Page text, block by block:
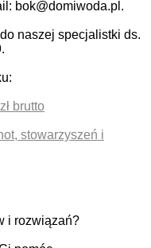
bok@domiwoda.pl.
naszej specjalistki ds.
brutto
stowarzyszeń i
i rozwiązań?